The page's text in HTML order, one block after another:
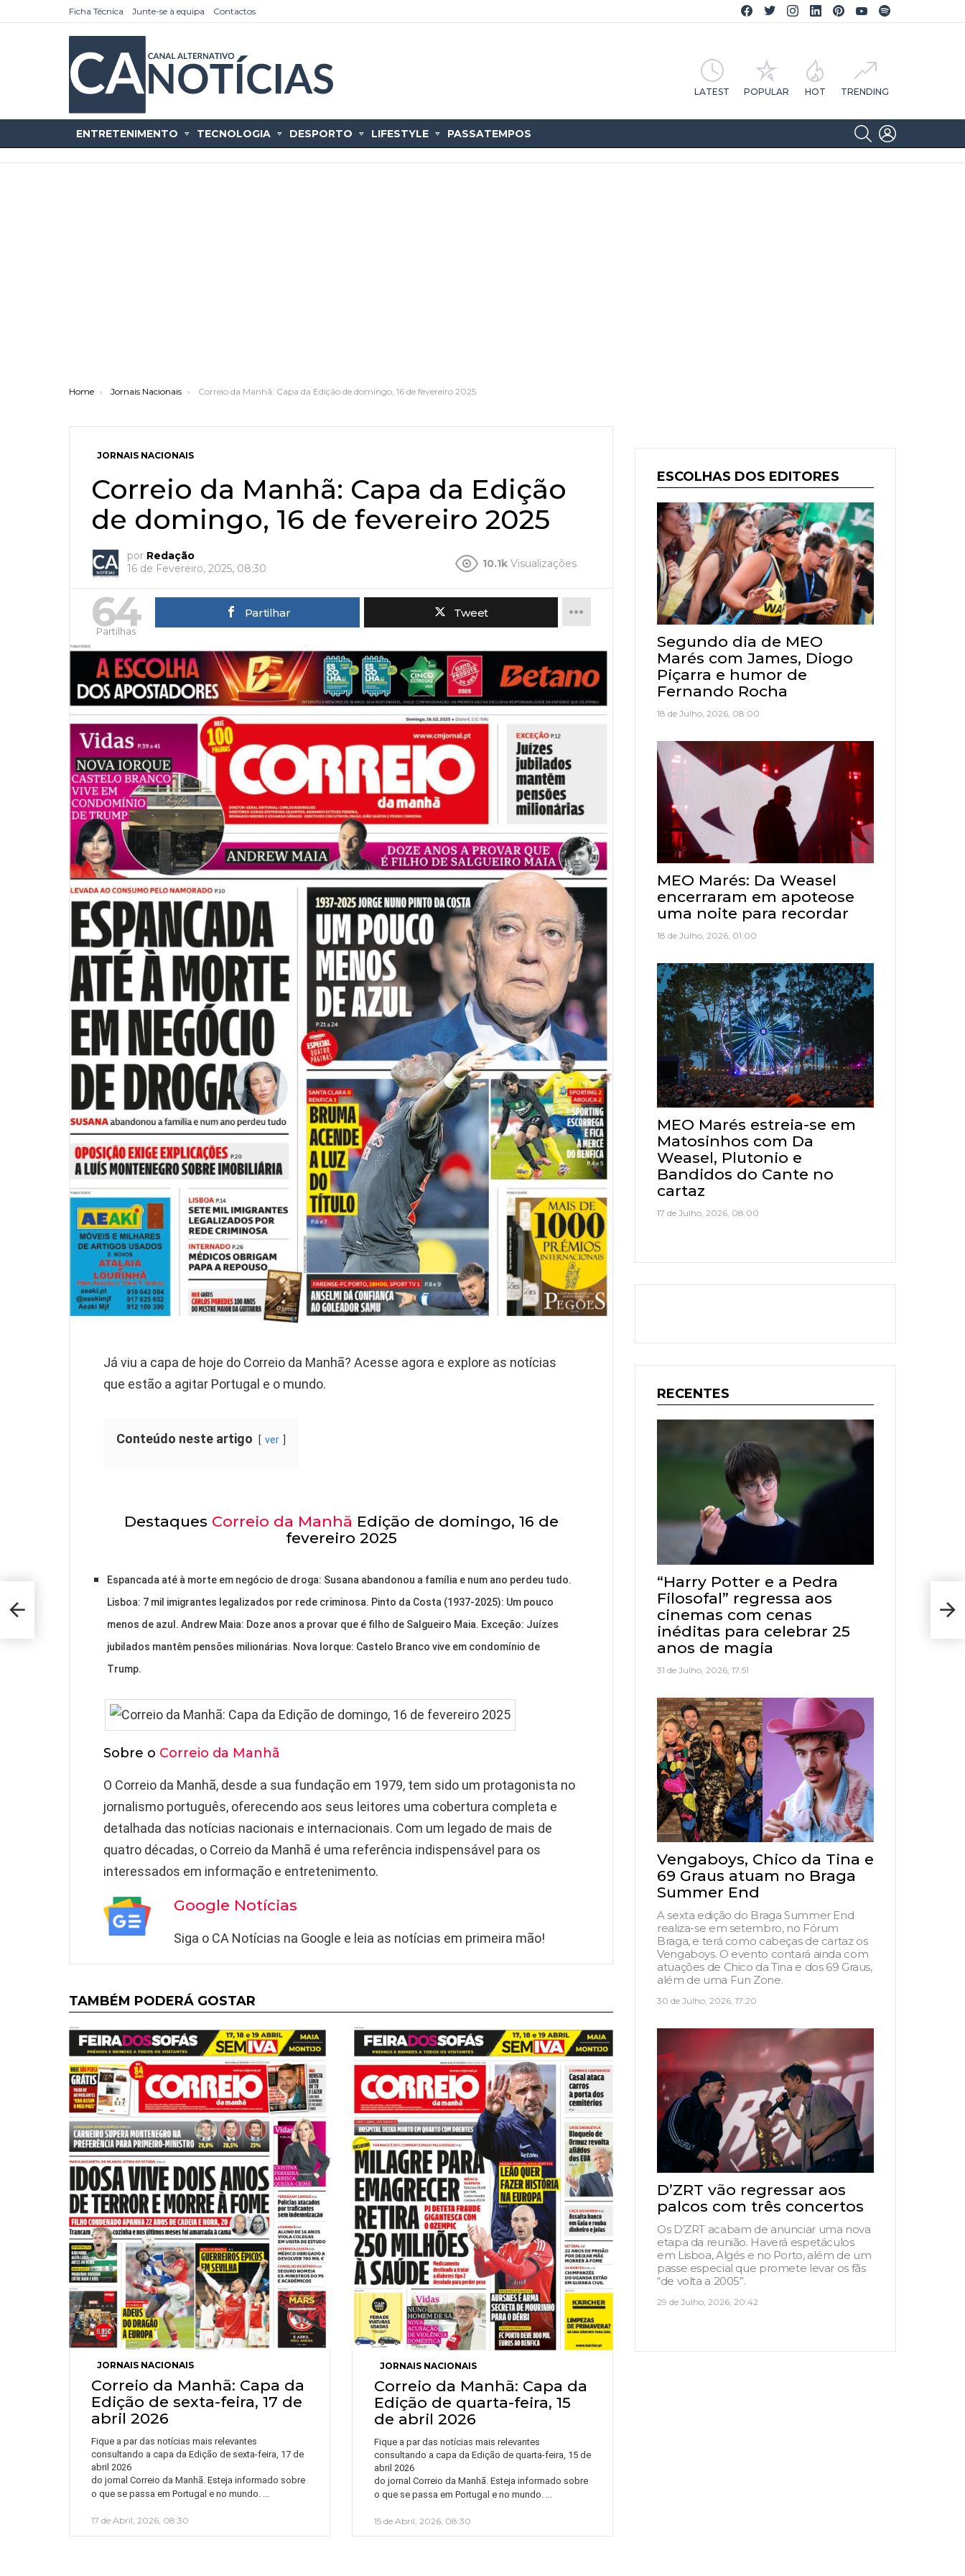
Ficha Técnica Junte-se à equipa Contactos
Facebook CA Notícias
Twitter CA Notícias
Instagram CA Notícias
Linkedin CA Notícias
Pinterest CA Notícias
YouTube CA Notícias
LATEST POPULAR HOT TRENDING
ENTRETENIMENTO TECNOLOGIA DESPORTO LIFESTYLE PASSATEMPOS
SEARCH
You are here:
Home Jornais Nacionais Correio da Manhã: Capa da Edição de domingo, 16 de fevereiro 2025
JORNAIS NACIONAIS
Correio da Manhã: Capa da Edição
de domingo, 16 de fevereiro 2025
por Redação
16 de Fevereiro, 2025, 08:30
10.1k Visualizações
64
Partilhas
Partilhar Tweet
Já viu a capa de hoje do Correio da Manhã? Acesse agora e explore as notícias
que estão a agitar Portugal e o mundo.
Conteúdo neste artigo ver
Destaques Correio da Manhã Edição de domingo, 16 de
fevereiro 2025
Espancada até à morte em negócio de droga: Susana abandonou a família e num ano perdeu tudo.
Lisboa: 7 mil imigrantes legalizados por rede criminosa. Pinto da Costa (1937-2025): Um pouco
menos de azul. Andrew Maia: Doze anos a provar que é filho de Salgueiro Maia. Exceção: Juízes
jubilados mantêm pensões milionárias. Nova Iorque: Castelo Branco vive em condomínio de
Trump.
Sobre o Correio da Manhã
O Correio da Manhã, desde a sua fundação em 1979, tem sido um protagonista no
jornalismo português, oferecendo aos seus leitores uma cobertura completa e
detalhada das notícias nacionais e internacionais. Com um legado de mais de
quatro décadas, o Correio da Manhã é uma referência indispensável para os
interessados em informação e entretenimento.
Google Notícias
Siga o CA Notícias na Google e leia as notícias em primeira mão!
TAMBÉM PODERÁ GOSTAR
JORNAIS NACIONAIS
Correio da Manhã: Capa da
Edição de sexta-feira, 17 de
abril 2026
Fique a par das notícias mais relevantes
consultando a capa da Edição de sexta-feira, 17 de
abril 2026
do jornal Correio da Manhã. Esteja informado sobre
o que se passa em Portugal e no mundo.
17 de Abril, 2026, 08:30
JORNAIS NACIONAIS
Correio da Manhã: Capa da
Edição de quarta-feira, 15
de abril 2026
Fique a par das notícias mais relevantes
consultando a capa da Edição de quarta-feira, 15 de
abril 2026
do jornal Correio da Manhã. Esteja informado sobre
o que se passa em Portugal e no mundo.
15 de Abril, 2026, 08:30
16
ESCOLHAS DOS EDITORES
Segundo dia de MEO
Marés com James, Diogo
Piçarra e humor de
Fernando Rocha
18 de Julho, 2026, 08:00
MEO Marés: Da Weasel
encerraram em apoteose
uma noite para recordar
18 de Julho, 2026, 01:00
MEO Marés estreia-se em
Matosinhos com Da
Weasel, Plutonio e
Bandidos do Cante no
cartaz
17 de Julho, 2026, 08:00
RECENTES
“Harry Potter e a Pedra
Filosofal” regressa aos
cinemas com cenas
inéditas para celebrar 25
anos de magia
31 de Julho, 2026, 17:51
Vengaboys, Chico da Tina e
69 Graus atuam no Braga
Summer End
A sexta edição do Braga Summer End
realiza-se em setembro, no Fórum
Braga, e terá como cabeças de cartaz os
Vengaboys. O evento contará ainda com
atuações de Chico da Tina e dos 69 Graus,
além de uma Fun Zone.
30 de Julho, 2026, 17:20
D’ZRT vão regressar aos
palcos com três concertos
Os D’ZRT acabam de anunciar uma nova
etapa da reunião. Haverá espetáculos
em Lisboa, Algés e no Porto, além de um
passe especial que promete levar os fãs
“de volta a 2005”.
29 de Julho, 2026, 20:42